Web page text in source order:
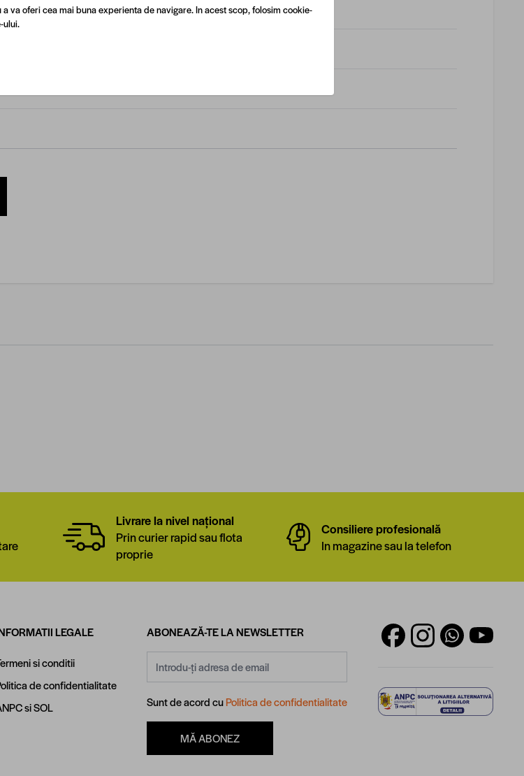
Regata
Livrare la nivel național
Prin curier rapid sau flota
proprie
Consiliere profesională
In magazine sau la telefon
LEGALE
si conditii
de confidentialitate
siSOL
ABONEAZĂ-TE LA NEWSLETTER
Sunt de acord cuPolitica de confidentialitate
MĂ ABONEZ
va oferi cea mai buna experienta de navigare. In acest scop, folosim cookie-
ului.